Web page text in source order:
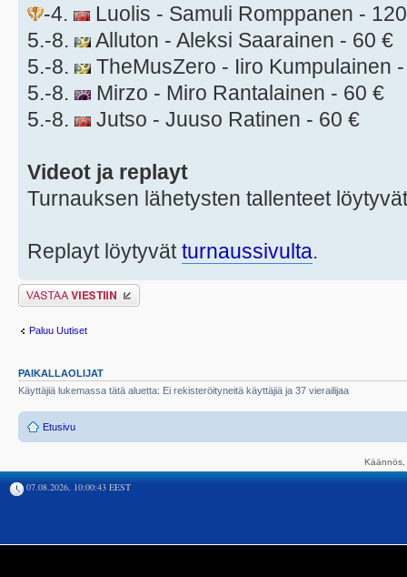
-4.
Luolis - Samuli Romppanen -
5.-8.
Alluton - Aleksi Saarainen - 60 €
5.-8.
TheMusZero - Iiro Kumpulainen
5.-8.
Mirzo - Miro Rantalainen - 60 €
5.-8.
Jutso - Juuso Ratinen - 60 €
Videot ja replayt
Turnauksen lähetysten tallenteet
Replayt löytyvätturnaussivulta.
Lähetä vastaus
Paluu Uutiset
PAIKALLAOLIJAT
Käyttäjiä lukemassa tätä aluetta: Ei rekisteröityneitä käyttäjiä ja 37 vierailijaa
Etusivu
07.08.2026, 10:00:43 EEST